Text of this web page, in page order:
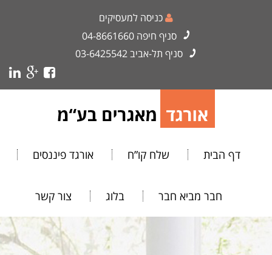
כניסה למעסיקים
סניף חיפה 04-8661660
סניף תל-אביב03-6425542
דף הבית שלח קו”ח אורגד פיננסים
חבר מביא חבר בלוג צור קשר